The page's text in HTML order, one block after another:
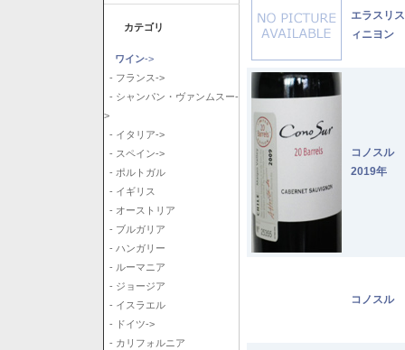
カテゴリ
ワイン->
- フランス->
- シャンパン・ヴァンムスー-
>
- イタリア->
- スペイン->
- ポルトガル
- イギリス
- オーストリア
- ブルガリア
- ハンガリー
- ルーマニア
- ジョージア
- イスラエル
- ドイツ->
- カリフォルニア
エラスリ
ィニヨン
コノスル
2019年
コノスル